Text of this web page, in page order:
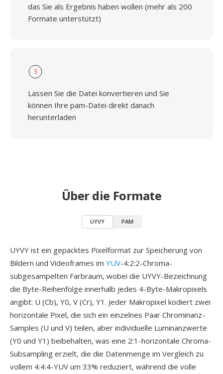
das Sie als Ergebnis haben wollen (mehr als 200
Formate unterstützt)
3
Lassen Sie die Datei konvertieren und Sie
können Ihre pam-Datei direkt danach
herunterladen
Über die Formate
UYVY PAM
UYVY ist ein gepacktes Pixelformat zur Speicherung von
Bildern und Videoframes im YUV-4:2:2-Chroma-
subgesampelten Farbraum, wobei die UYVY-Bezeichnung
die Byte-Reihenfolge innerhalb jedes 4-Byte-Makropixels
angibt: U (Cb), Y0, V (Cr), Y1. Jeder Makropixel kodiert zwei
horizontale Pixel, die sich ein einzelnes Paar Chrominanz-
Samples (U und V) teilen, aber individuelle Luminanzwerte
(Y0 und Y1) beibehalten, was eine 2:1-horizontale Chroma-
Subsampling erzielt, die die Datenmenge im Vergleich zu
vollem 4:4:4-YUV um 33% reduziert, während die volle